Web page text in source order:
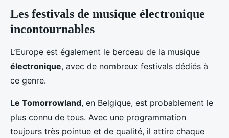
Les festivals de musique électronique
incontournables
L’Europe est également le berceau de la musique
électronique, avec de nombreux festivals dédiés à
ce genre.
Le Tomorrowland, en Belgique, est probablement le
plus connu de tous. Avec une programmation
toujours très pointue et de qualité, il attire chaque